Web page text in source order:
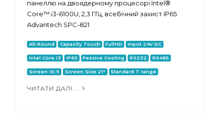
панеллю на двоядерному процесорі Intel®
Core™ i3-6100U, 2,3 ГГц, всебічний захист IP65
Advantech SPC-821
All-Round Capacity Touch FullHD Input 24V DC
Intel Core i3 IP65 Passive Cooling RS232 RS485
Screen 16:9 Screen Size 21" Standard T range
ЧИТАТИ ДАЛІ...